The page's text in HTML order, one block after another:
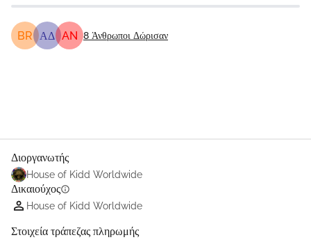
BR ΑΔ AN 8 Άνθρωποι Δώρισαν
Διοργανωτής
House of Kidd Worldwide
Δικαιούχοςinfo
House of Kidd Worldwide
Στοιχεία τράπεζας πληρωμής